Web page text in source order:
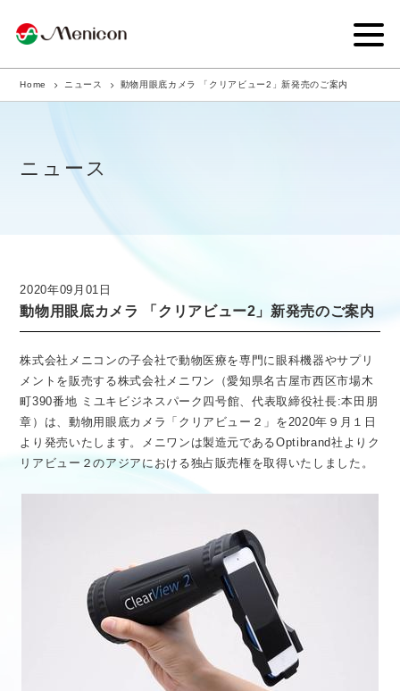
企業情報
商品サイト
ニュース
採用情報
医療従事者向け情報 GLOBAL
Home ニュース 動物用眼底カメラ 「クリアビュー2」新発売のご案内
ニュース
2020年09月01日
動物用眼底カメラ 「クリアビュー2」新発売のご案内
株式会社メニコンの子会社で動物医療を専門に眼科機器やサプリ
メントを販売する株式会社メニワン（愛知県名古屋市西区市場木
町390番地 ミユキビジネスパーク四号館、代表取締役社⾧:本田朋
章）は、動物用眼底カメラ「クリアビュー２」を2020年９月１日
より発売いたします。メニワンは製造元であるOptibrand社よりク
リアビュー２のアジアにおける独占販売権を取得いたしました。